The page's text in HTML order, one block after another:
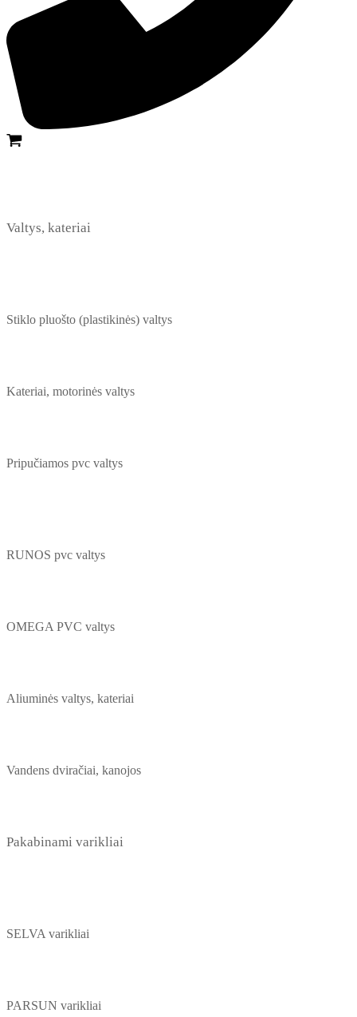
Valtys, kateriai
Stiklo pluošto (plastikinės) valtys
Kateriai, motorinės valtys
Pripučiamos pvc valtys
RUNOS pvc valtys
OMEGA PVC valtys
Aliuminės valtys, kateriai
Vandens dviračiai, kanojos
Pakabinami varikliai
SELVA varikliai
PARSUN varikliai